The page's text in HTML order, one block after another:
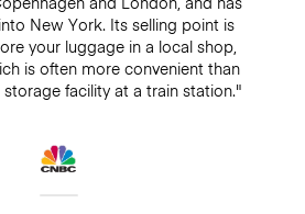
New York. Its selling point is
your luggage in a local shop,
is often more convenient than
facility at a train station."